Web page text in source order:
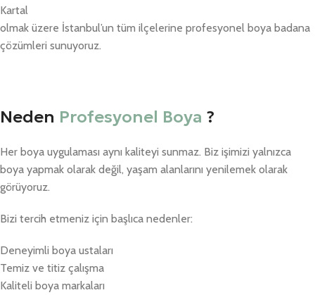
Kartal
olmak üzere İstanbul’un tüm ilçelerine profesyonel boya badana
çözümleri sunuyoruz.
Neden Profesyonel Boya ?
Her boya uygulaması aynı kaliteyi sunmaz. Biz işimizi yalnızca
boya yapmak olarak değil, yaşam alanlarını yenilemek olarak
görüyoruz.
Bizi tercih etmeniz için başlıca nedenler:
Deneyimli boya ustaları
Temiz ve titiz çalışma
Kaliteli boya markaları